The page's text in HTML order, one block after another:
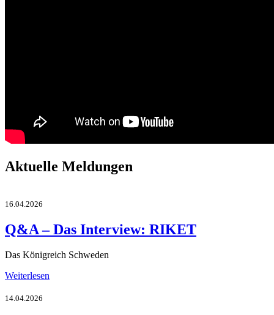
Aktuelle Meldungen
16.04.2026
Q&A – Das Interview: RIKET
Das Königreich Schweden
Weiterlesen
14.04.2026